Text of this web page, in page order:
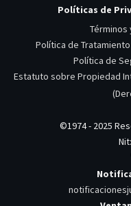
Políticas de
Términos
Política de
Política de
Estatuto sobre Propiedad
©1974 - 2025